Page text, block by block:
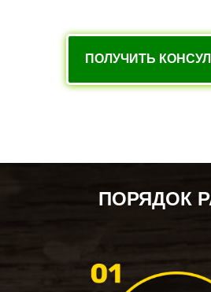
ПОЛУЧИТЬ
ПОРЯДОК